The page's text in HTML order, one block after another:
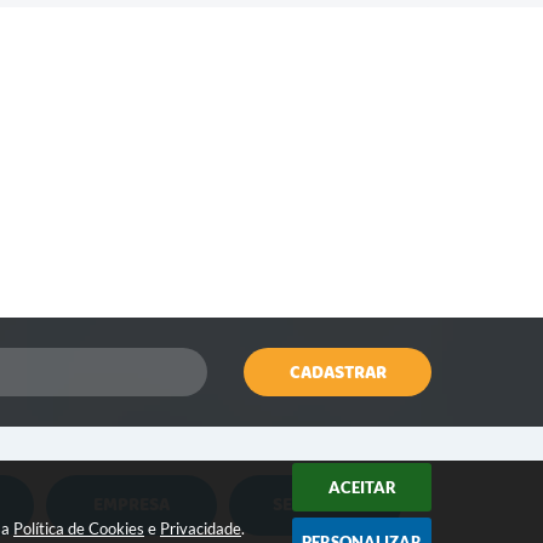
Política de Cookies e Privacidade.
ACEITAR
CADASTRAR
SERVIDOR
Holerite Online